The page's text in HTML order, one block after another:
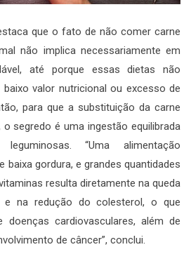
que o fato de não comer carne
não implica necessariamente em
até porque essas dietas não
valor nutricional ou excesso de
para que a substituição da carne
segredo é uma ingestão equilibrada
“Uma alimentação
baixa gordura, e grandes quantidades
resulta diretamente na queda
e na redução do colesterol, o que
doenças cardiovasculares, além de
de câncer”, conclui.